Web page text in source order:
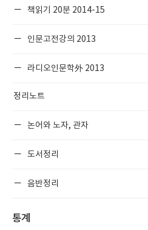
책읽기 20분 2014-15
인문고전강의 2013
라디오인문학外 2013
정리노트
논어와 노자, 관자
도서정리
음반정리
통계